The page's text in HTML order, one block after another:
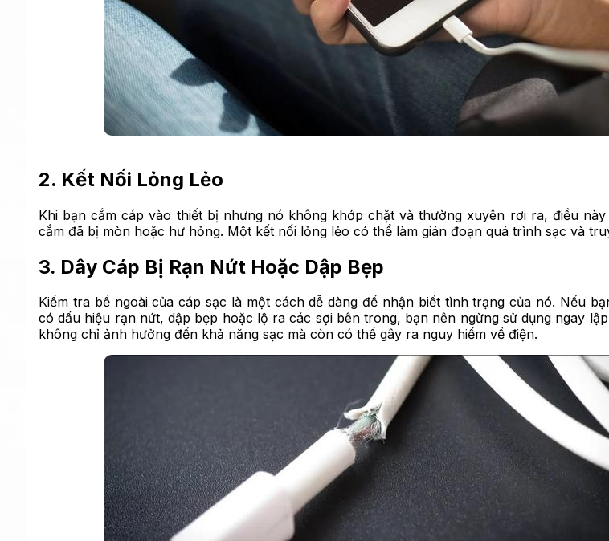
2. Kết Nối Lỏng Lẻo
Khi bạn cắm cáp vào thiết bị nhưng nó không khớp chặt và thường xuyên rơi ra, điều
cắm đã bị mòn hoặc hư hỏng. Một kết nối lỏng lẻo có thể làm gián đoạn quá trình sạc và
3. Dây Cáp Bị Rạn Nứt Hoặc Dập Bẹp
Kiểm tra bề ngoài của cáp sạc là một cách dễ dàng để nhận biết tình trạng của nó. Nếu
có dấu hiệu rạn nứt, dập bẹp hoặc lộ ra các sợi bên trong, bạn nên ngừng sử dụng ngay
không chỉ ảnh hưởng đến khả năng sạc mà còn có thể gây ra nguy hiểm về điện.